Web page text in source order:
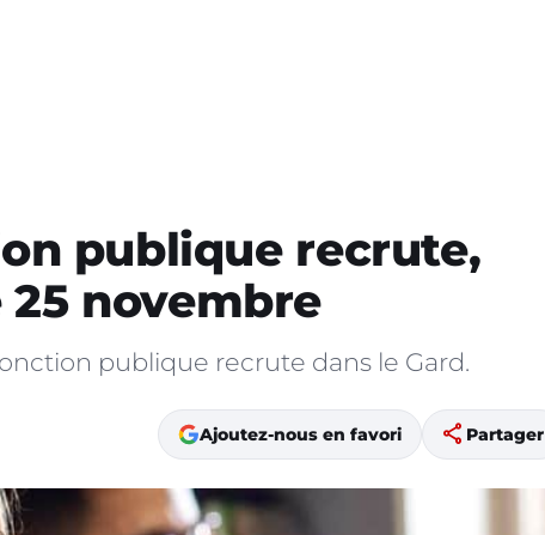
publique recrute,
novembre
publique recrute dans le Gard.
Ajoutez-nous en favori share Partager